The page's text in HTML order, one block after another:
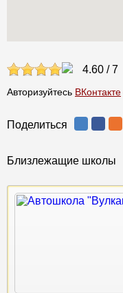
4.60 /7
Авторизуйтесь ВКонтакте
Поделиться
Близлежащие школы